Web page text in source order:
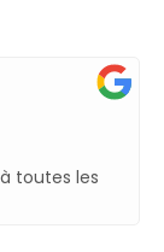
toutes les